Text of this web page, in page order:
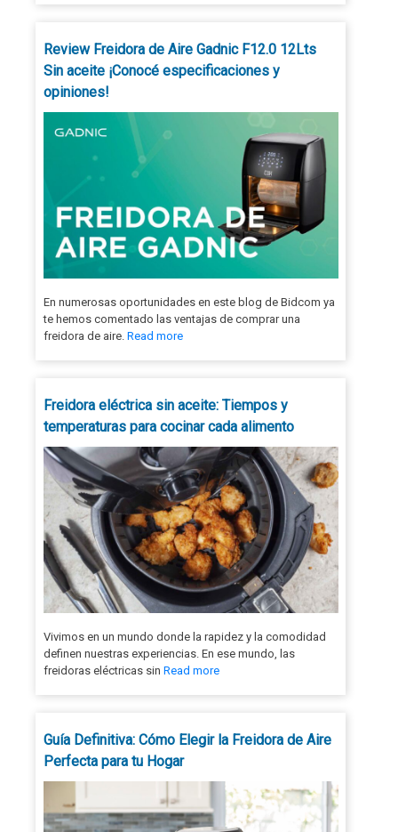
Review Freidora de Aire Gadnic F12.0 12Lts
Sin aceite ¡Conocé especificaciones y
opiniones!
En numerosas oportunidades en este blog de Bidcom ya
te hemos comentado las ventajas de comprar una
freidora de aire. Read more
Freidora eléctrica sin aceite: Tiempos y
temperaturas para cocinar cada alimento
Vivimos en un mundo donde la rapidez y la comodidad
definen nuestras experiencias. En ese mundo, las
freidoras eléctricas sin Read more
Guía Definitiva: Cómo Elegir la Freidora de Aire
Perfecta para tu Hogar